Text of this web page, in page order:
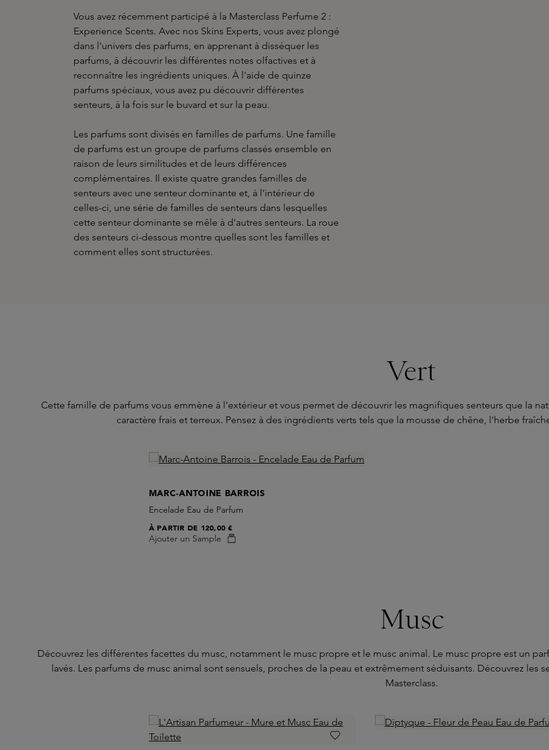
Vous avez récemment participé à la Masterclass Perfume 2 :
Experience Scents. Avec nos Skins Experts, vous avez plongé
dans l'univers des parfums, en apprenant à disséquer les
parfums, à découvrir les différentes notes olfactives et à
reconnaître les ingrédients uniques. À l'aide de quinze
parfums spéciaux, vous avez pu découvrir différentes
senteurs, à la fois sur le buvard et sur la peau.
Les parfums sont divisés en familles de parfums. Une famille
de parfums est un groupe de parfums classés ensemble en
raison de leurs similitudes et de leurs différences
complémentaires. Il existe quatre grandes familles de
senteurs avec une senteur dominante et, à l'intérieur de
celles-ci, une série de familles de senteurs dans lesquelles
cette senteur dominante se mêle à d'autres senteurs. La roue
des senteurs ci-dessous montre quelles sont les familles et
comment elles sont structurées.
Vert
Cette famille de parfums vous emmène à l'extérieur et vous permet de découvrir les magnifiques senteurs que la
caractère frais et terreux. Pensez à des ingrédients verts tels que la mousse de chêne, l'herbe
Skip product gallery
MARC-ANTOINE BARROIS
Encelade Eau de Parfum
Ajouter un Sample
À PARTIR DE 120,00 €
Musc
Découvrez les différentes facettes du musc, notamment le musc propre et le musc animal. Le musc propre est un
lavés. Les parfums de musc animal sont sensuels, proches de la peau et extrêmement séduisants. Découvrez les
Masterclass.
Skip product gallery